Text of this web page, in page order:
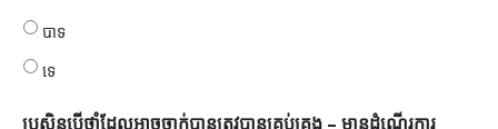
គ្រប់
គ្រង
-
ដំណើរ
បាទ
ទេ
ប្រសិនបើថ្នាំដែលអាចចាក់បានត្រូវបានគ្រប់គ្រង – មានដំណើរការ